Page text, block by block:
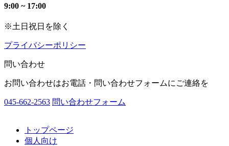
9:00 ~ 17:00
※土日祝日を除く
プライバシーポリシー
問い合わせ
お問い合わせはお電話・問い合わせフォームにご連絡を
045-662-2563 問い合わせフォーム
トップページ
個人向け